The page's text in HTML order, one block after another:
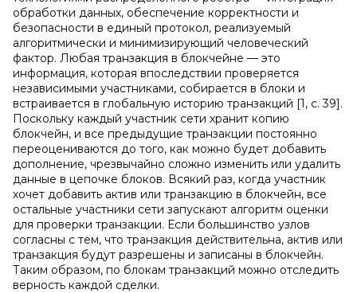
обработки данных, обеспечение корректности и
безопасности в единый протокол, реализуемый
алгоритмически и минимизирующий человеческий
фактор. Любая транзакция в блокчейне — это
информация, которая впоследствии проверяется
независимыми участниками, собирается в блоки и
встраивается в глобальную историю транзакций [1, с. 39].
Поскольку каждый участник сети хранит копию
блокчейн, и все предыдущие транзакции постоянно
переоцениваются до того, как можно будет добавить
дополнение, чрезвычайно сложно изменить или удалить
данные в цепочке блоков. Всякий раз, когда участник
хочет добавить актив или транзакцию в блокчейн, все
остальные участники сети запускают алгоритм оценки
для проверки транзакции. Если большинство узлов
согласны с тем, что транзакция действительна, актив или
транзакция будут разрешены и записаны в блокчейн.
Таким образом, по блокам транзакций можно отследить
верность каждой сделки.